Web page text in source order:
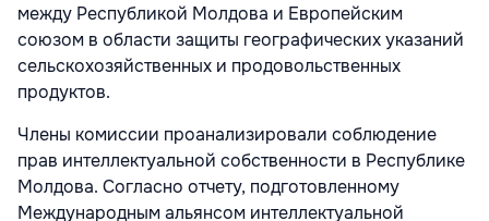
между Республикой Молдова и Европейским
союзом в области защиты географических указаний
сельскохозяйственных и продовольственных
продуктов.
Члены комиссии проанализировали соблюдение
прав интеллектуальной собственности в Республике
Молдова. Согласно отчету, подготовленному
Международным альянсом интеллектуальной